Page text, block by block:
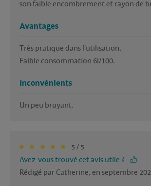
Avantages
Très pratique dans l'utilisation.
Faible consommation 6l/100.
Inconvénients
5 / 5
Avez-vous trouvé cet avis utile ?
Rédigé par Catherine, en septembre